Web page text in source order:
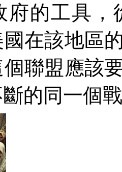
府的工具
在該地區
聯盟應該
的同一個